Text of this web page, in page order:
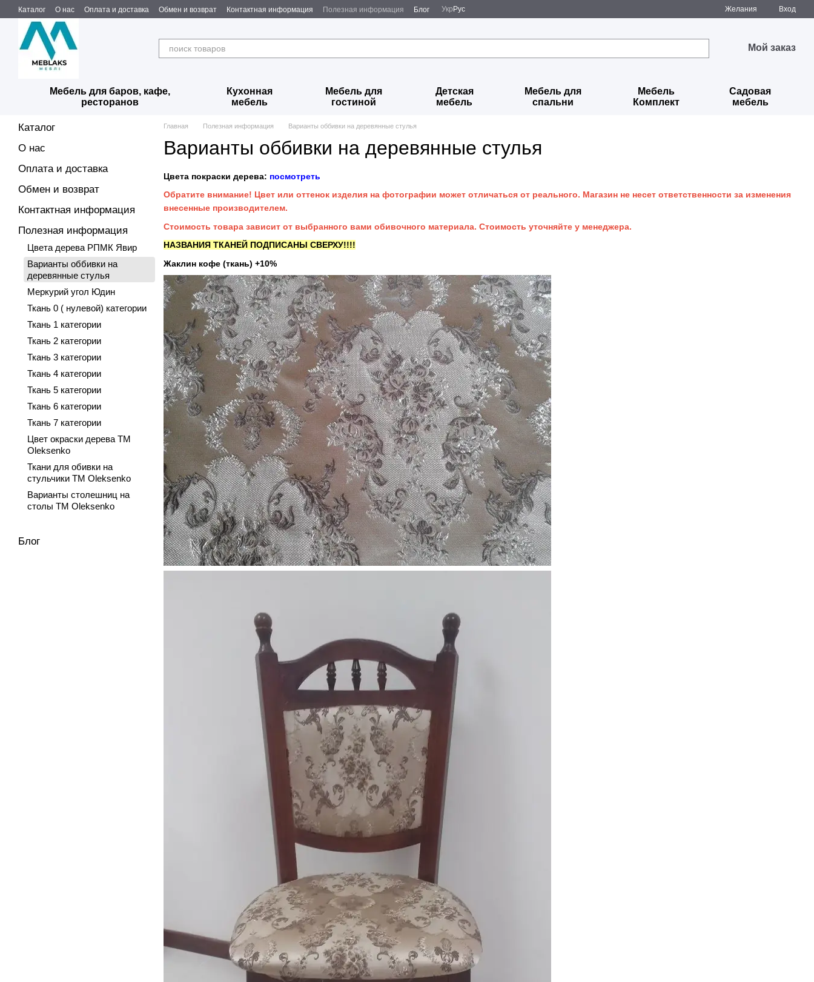
Перейти к основному контенту
Каталог О нас Оплата и доставка Обмен и возврат Контактная информация Полезная информация Блог Укр Рус Желания Вход
Мой заказ
Мебель для баров, кафе,
ресторанов
Кухонная
мебель
Мебель для
гостиной
Детская
мебель
Мебель для
спальни
Мебель
Комплект
Садовая
мебель
Главная Полезная информация Варианты оббивки на деревянные стулья
Варианты оббивки на деревянные стулья
Цвета покраски дерева: посмотреть
Обратите внимание! Цвет или оттенок изделия на фотографии может отличаться от реального. Магазин не несет ответственности за изменения
внесенные производителем.
Стоимость товара зависит от выбранного вами обивочного материала. Стоимость уточняйте у менеджера.
НАЗВАНИЯ ТКАНЕЙ ПОДПИСАНЫ СВЕРХУ!!!!
Жаклин кофе (ткань) +10%
Каталог
О нас
Оплата и доставка
Обмен и возврат
Контактная информация
Полезная информация
Цвета дерева РПМК Явир
Варианты оббивки на
деревянные стулья
Меркурий угол Юдин
Ткань 0 ( нулевой) категории
Ткань 1 категории
Ткань 2 категории
Ткань 3 категории
Ткань 4 категории
Ткань 5 категории
Ткань 6 категории
Ткань 7 категории
Цвет окраски дерева TM
Oleksenko
Ткани для обивки на
стульчики TM Oleksenko
Варианты столешниц на
столы TM Oleksenko
Блог